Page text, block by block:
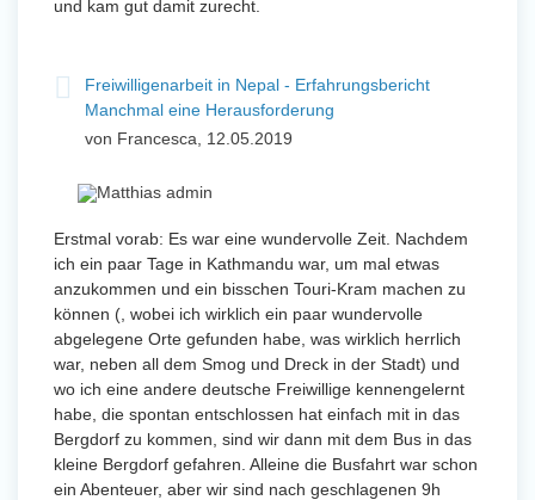
und kam gut damit zurecht.
Freiwilligenarbeit in Nepal - Erfahrungsbericht
Manchmal eine Herausforderung
von Francesca, 12.05.2019
Erstmal vorab: Es war eine wundervolle Zeit. Nachdem
ich ein paar Tage in Kathmandu war, um mal etwas
anzukommen und ein bisschen Touri-Kram machen zu
können (, wobei ich wirklich ein paar wundervolle
abgelegene Orte gefunden habe, was wirklich herrlich
war, neben all dem Smog und Dreck in der Stadt) und
wo ich eine andere deutsche Freiwillige kennengelernt
habe, die spontan entschlossen hat einfach mit in das
Bergdorf zu kommen, sind wir dann mit dem Bus in das
kleine Bergdorf gefahren. Alleine die Busfahrt war schon
ein Abenteuer, aber wir sind nach geschlagenen 9h